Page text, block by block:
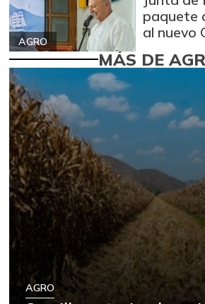
AGRO
paquete
al nuevo
MÁS DE
AGRO